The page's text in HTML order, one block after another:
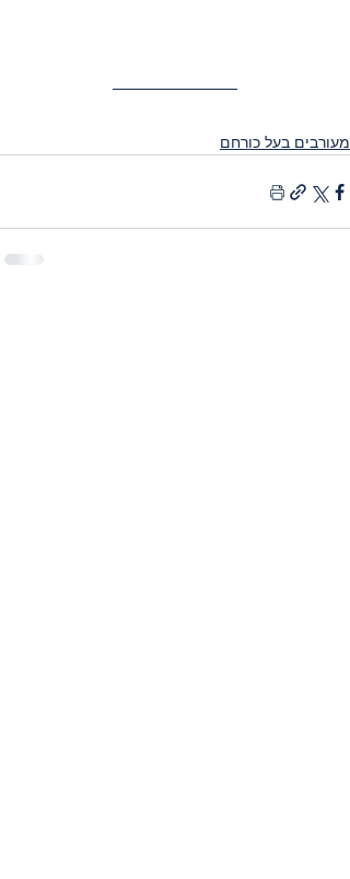
מעורבים בעל כורחם